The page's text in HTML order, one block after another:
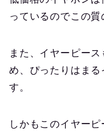
っているのでこの質
また、イヤーピー
め、ぴったりはま
す。
しかもこのイヤー